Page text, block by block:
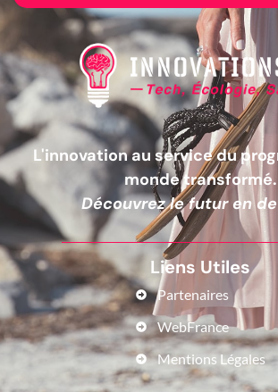
L'innovation au service du
monde transformé.
Découvrez le futur en
Liens Utiles
Partenaires
WebFrance
Mentions Légales